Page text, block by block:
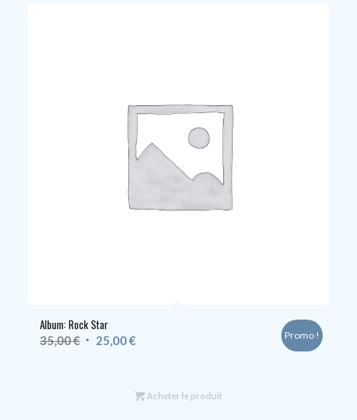
Album: Rock Star
35,00€ Le 25,00€Le
est :
Promo !
Acheter le produit